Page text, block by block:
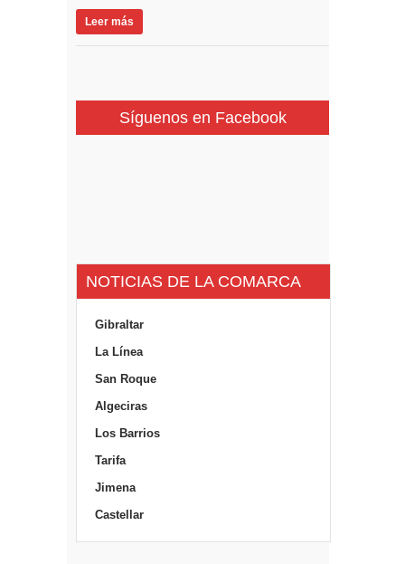
Leer más
Síguenos en Facebook
NOTICIAS DE LA COMARCA
Gibraltar
La Línea
San Roque
Algeciras
Los Barrios
Tarifa
Jimena
Castellar